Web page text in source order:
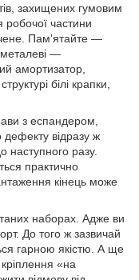
захищених гумовим
частини
Пам'ятайте —
металеві —
амортизатор,
білі крапки,
з еспандером,
дефекту відразу ж
наступного разу.
практично
кінець може
наборах. Адже ви
До того ж зазвичай
гарною якістю. А ще
кріплення «на